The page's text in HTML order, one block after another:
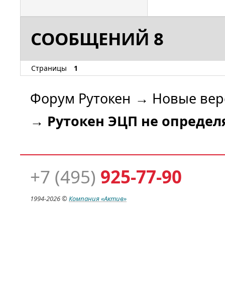
СООБЩЕНИЙ 8
Страницы 1
Форум Рутокен → Новые
→ Рутокен ЭЦП не
+7 (495) 925-77-90
1994-2026 ©Компания«Актив»